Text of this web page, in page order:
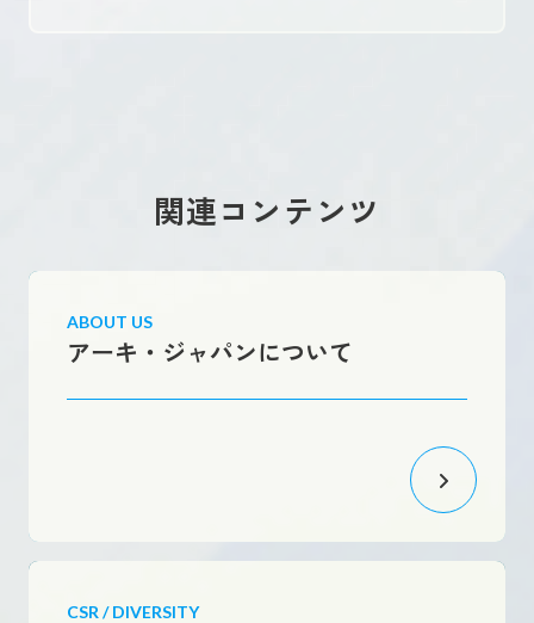
関連コンテンツ
ABOUT US
アーキ・ジャパンについて
CSR / DIVERSITY